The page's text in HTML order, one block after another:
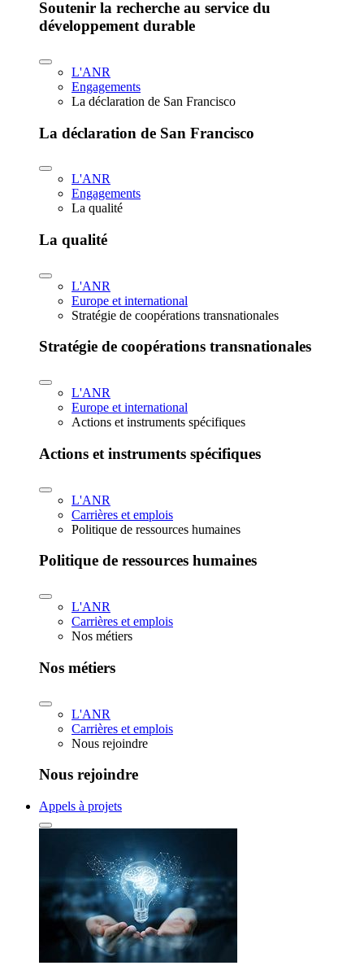
Soutenir la recherche au service du
développement durable
L'ANR
Engagements
La déclaration de San Francisco
La déclaration de San Francisco
L'ANR
Engagements
La qualité
La qualité
L'ANR
Europe et international
Stratégie de coopérations transnationales
Stratégie de coopérations transnationales
L'ANR
Europe et international
Actions et instruments spécifiques
Actions et instruments spécifiques
L'ANR
Carrières et emplois
Politique de ressources humaines
Politique de ressources humaines
L'ANR
Carrières et emplois
Nos métiers
Nos métiers
L'ANR
Carrières et emplois
Nous rejoindre
Nous rejoindre
Appels à projets